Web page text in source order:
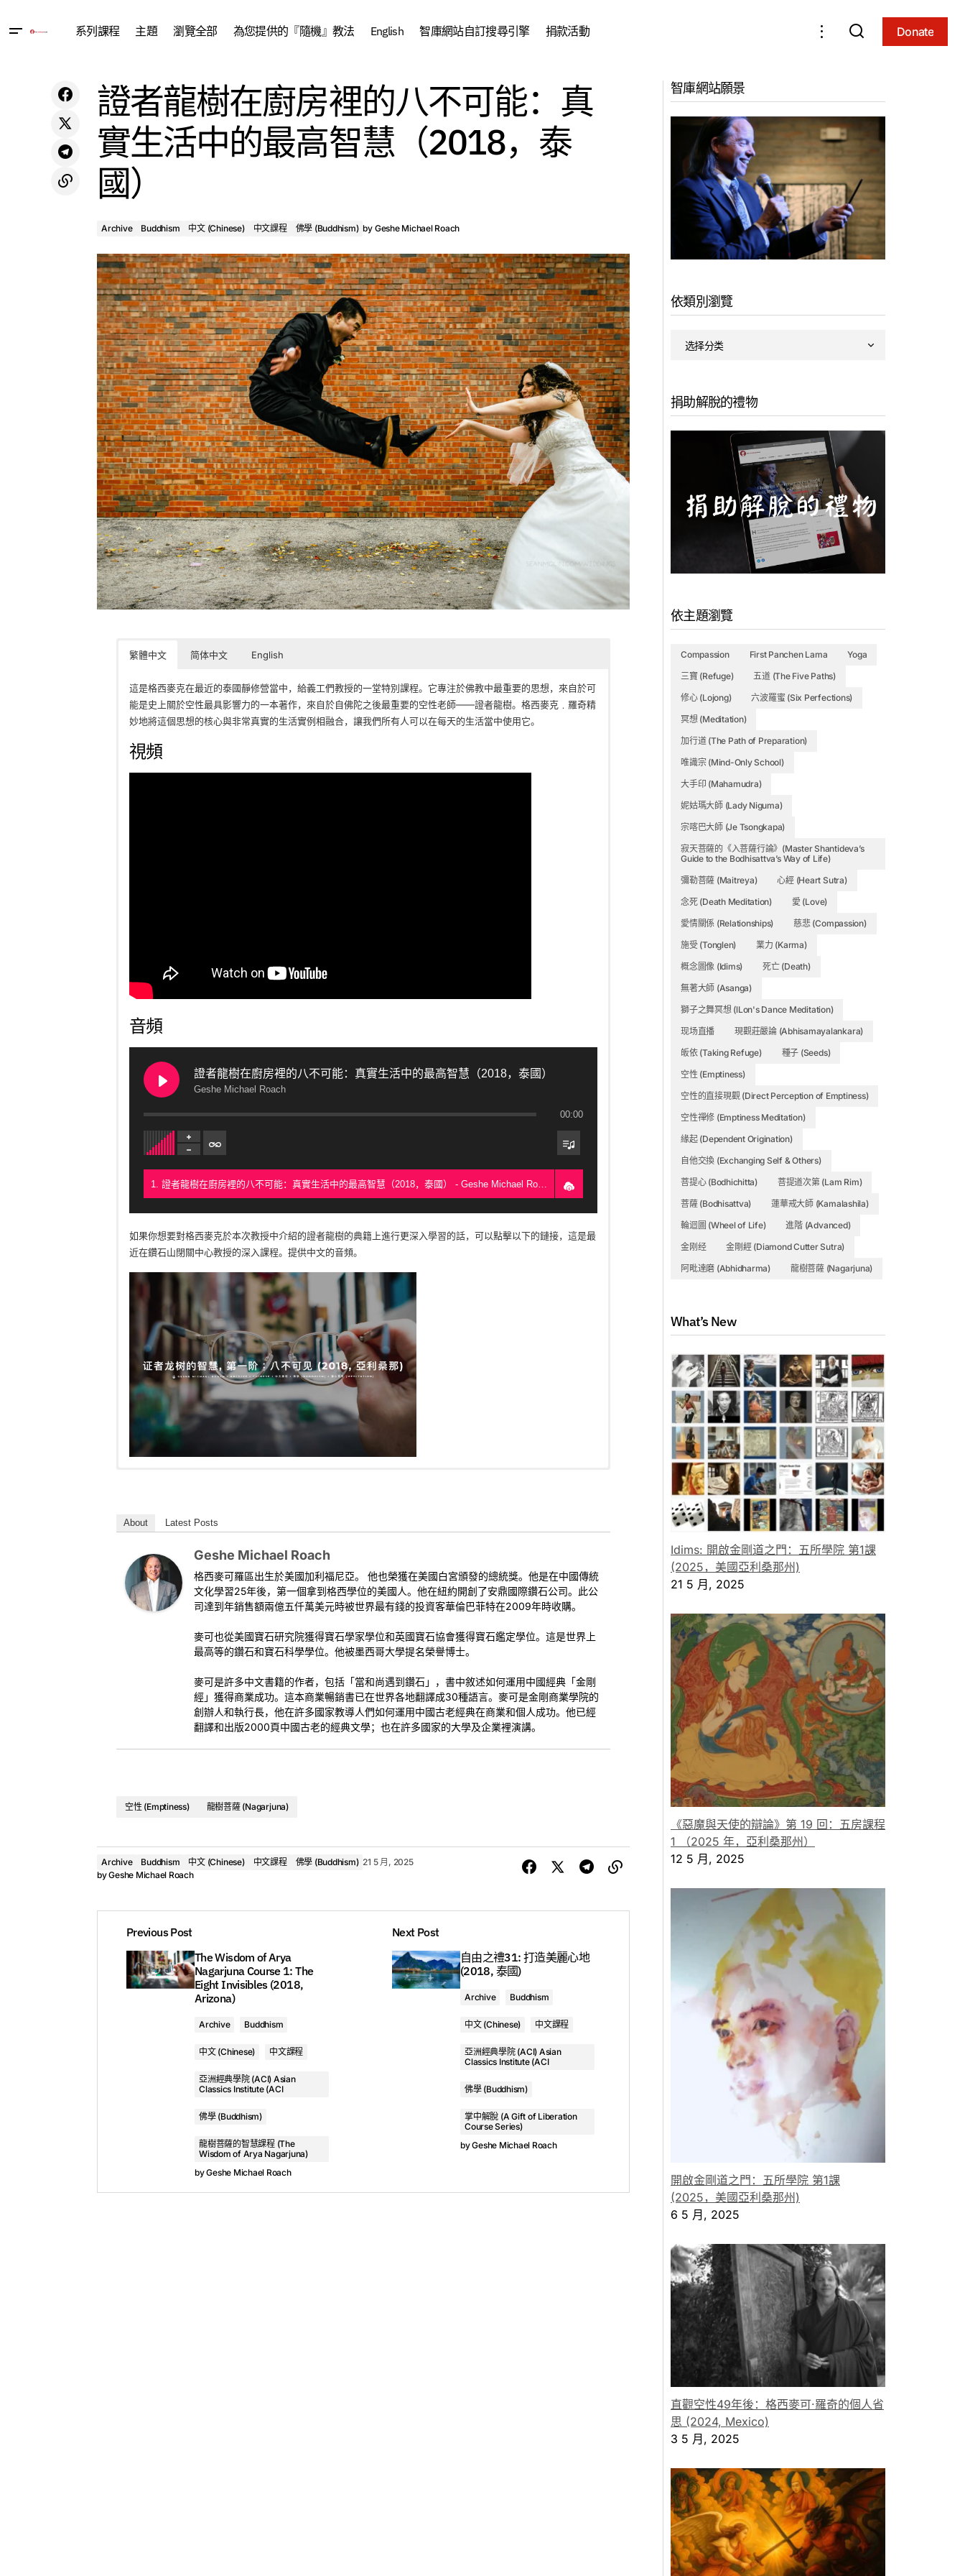
系列課程 主題 瀏覽全部 為您提供的『隨機』教法 English 智庫網站自訂搜尋引擎 捐款活動
Donate
1: The Eight Invisibles (2018, Arizona)
佛學 (Buddhism)
證者龍樹在廚房裡的八不可能：真實生活中的最高智慧
（2018，泰國）
證者龍樹在廚房裡的八不可能：真
實生活中的最高智慧（2018，泰
國）
Archive Buddhism 中文 (Chinese) 中文課程 佛學 (Buddhism) by Geshe Michael Roach
繁體中文 简体中文 English
這是格西麥克在最近的泰國靜修營當中，給義工們教授的一堂特別課程。它專注於佛教中最重要的思想，來自於可
能是史上關於空性最具影響力的一本著作，來自於自佛陀之後最重要的空性老師——證者龍樹。格西麥克﹒羅奇精
妙地將這個思想的核心與非常真實的生活實例相融合，讓我們所有人可以在每天的生活當中使用它。
視頻
音頻
證者龍樹在廚房裡的八不可能：真實生活中的最高智慧（2018，泰國）
Geshe Michael Roach
00:00
1. 證者龍樹在廚房裡的八不可能：真實生活中的最高智慧（2018，泰國） - Geshe Michael Roach
如果你想要對格西麥克於本次教授中介紹的證者龍樹的典籍上進行更深入學習的話，可以點擊以下的鏈接，這是最
近在鑽石山閉關中心教授的深入課程。提供中文的音頻。
视频
音频
證者龍樹在廚房裡的八不可能：真實生活中的最高智慧（2018，泰國）
如果你想要对格西麦克于本次教授中介绍的证者龙树的典籍上进行更深入学习的话，可以点击以下的链接，这是最
Geshe Michael manages to masterfully weave the very heart of this idea into a very real life example that
Video
Audio
Geshe Michael Roach
1. Arya Nagarjuna's 8 Impossibles in the Kitchen: Highest Wisdom for Real Life - Geshe Michael Roach
About Latest Posts
Geshe Michael Roach
格西麥可羅區出生於美國加利福尼亞。 他也榮獲在美國白宮頒發的總統獎。他是在中國傳統
文化學習25年後，第一個拿到格西學位的美國人。他在紐約開創了安鼎國際鑽石公司。此公
司達到年銷售額兩億五仟萬美元時被世界最有錢的投資客華倫巴菲特在2009年時收購。
麥可也從美國寶石研究院獲得寶石學家學位和英國寶石協會獲得寶石鑑定學位。這是世界上
最高等的鑽石和寶石科學學位。他被墨西哥大學提名榮譽博士。
麥可是許多中文書籍的作者，包括「當和尚遇到鑽石」，書中敘述如何運用中國經典「金剛
經」獲得商業成功。這本商業暢銷書已在世界各地翻譯成30種語言。麥可是金剛商業學院的
創辦人和執行長，他在許多國家教導人們如何運用中國古老經典在商業和個人成功。他已經
翻譯和出版2000頁中國古老的經典文學；也在許多國家的大學及企業裡演講。
空性 (Emptiness) 龍樹菩薩 (Nagarjuna)
Archive Buddhism 中文 (Chinese) 中文課程 佛學 (Buddhism) 21 5 月, 2025
byGeshe Michael Roach
Previous Post
The Wisdom of Arya
Nagarjuna Course 1: The
Eight Invisibles (2018,
Arizona)
Archive Buddhism
中文 (Chinese) 中文課程
亞洲經典學院 (ACI) Asian
Classics Institute (ACI
佛學 (Buddhism)
龍樹菩薩的智慧課程 (The
Wisdom of Arya Nagarjuna)
byGeshe Michael Roach
Next Post
自由之禮31: 打造美麗心地
(2018, 泰國)
Archive Buddhism
中文 (Chinese) 中文課程
亞洲經典學院 (ACI) Asian
Classics Institute (ACI
佛學 (Buddhism)
掌中解脫 (A Gift of Liberation
Course Series)
byGeshe Michael Roach
智庫網站願景
依類別瀏覽
捐助解脫的禮物
依主題瀏覽
Compassion First Panchen Lama
Yoga
三寶 (Refuge)
五道 (The Five Paths)
修心 (Lojong)
六波羅蜜 (Six Perfections)
冥想 (Meditation)
加行道 (The Path of Preparation)
唯識宗 (Mind-Only School)
大手印 (Mahamudra)
妮姑瑪大師 (Lady Niguma)
宗喀巴大師 (Je Tsongkapa)
寂天菩薩的《入菩薩行論》(Master Shantideva’s
Guide to the Bodhisattva’s Way of Life)
彌勒菩薩 (Maitreya)
心經 (Heart Sutra)
念死 (Death Meditation)
愛 (Love)
愛情關係 (Relationships)
慈悲 (Compassion)
施受 (Tonglen)
業力 (Karma)
概念圖像 (Idims)
死亡 (Death)
無著大師 (Asanga)
獅子之舞冥想 (lLon's Dance Meditation)
现场直播
現觀莊嚴論 (Abhisamayalankara)
皈依 (Taking Refuge)
種子 (Seeds)
空性 (Emptiness)
空性的直接現觀 (Direct Perception of Emptiness)
空性禪修 (Emptiness Meditation)
緣起 (Dependent Origination)
自他交換 (Exchanging Self & Others)
菩提心 (Bodhichitta)
菩提道次第 (Lam Rim)
菩薩 (Bodhisattva)
蓮華戒大師 (Kamalashila)
輪迴圖 (Wheel of Life)
進階 (Advanced)
金刚经
金剛經 (Diamond Cutter Sutra)
阿毗達磨 (Abhidharma)
龍樹菩薩 (Nagarjuna)
What’s New
Idims: 開啟金剛道之門：五所學院 第1課
(2025，美國亞利桑那州)
21 5 月, 2025
《惡魔與天使的辯論》第 19 回：五房課程
1 （2025 年，亞利桑那州）
12 5 月, 2025
開啟金剛道之門：五所學院 第1課
(2025，美國亞利桑那州)
6 5 月, 2025
直觀空性49年後：格西麥可·羅奇的個人省
思 (2024, Mexico)
3 5 月, 2025